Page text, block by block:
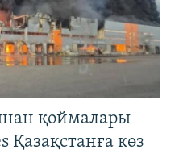
қоймалары
Қазақстанға көз